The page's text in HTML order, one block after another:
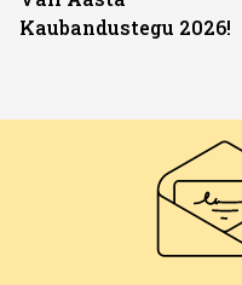
Kaubandustegu 2026!